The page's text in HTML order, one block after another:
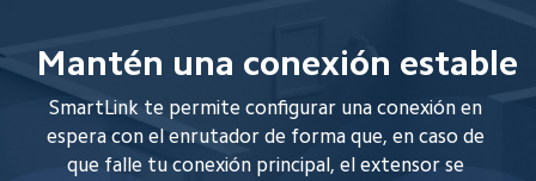
Mantén una conexión estable
SmartLink te permite configurar una conexión en
espera con el enrutador de forma que, en caso de
que falle tu conexión principal, el extensor se